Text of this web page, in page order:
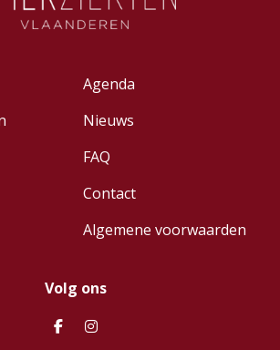
Agenda
Nieuws
FAQ
Contact
Algemene voorwaarden
Volg ons